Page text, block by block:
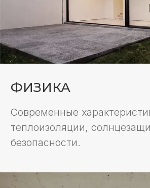
Внешние накладки из алюминия, стали,
дерева, искусственного камня или в
структурном исполнении.
ЭКСТЕРЬЕР
ПРОИЗВОДИТЕЛИ
СИСТЕМ